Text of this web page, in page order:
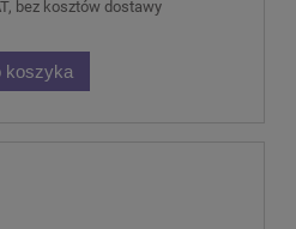
bez kosztów dostawy
koszyka